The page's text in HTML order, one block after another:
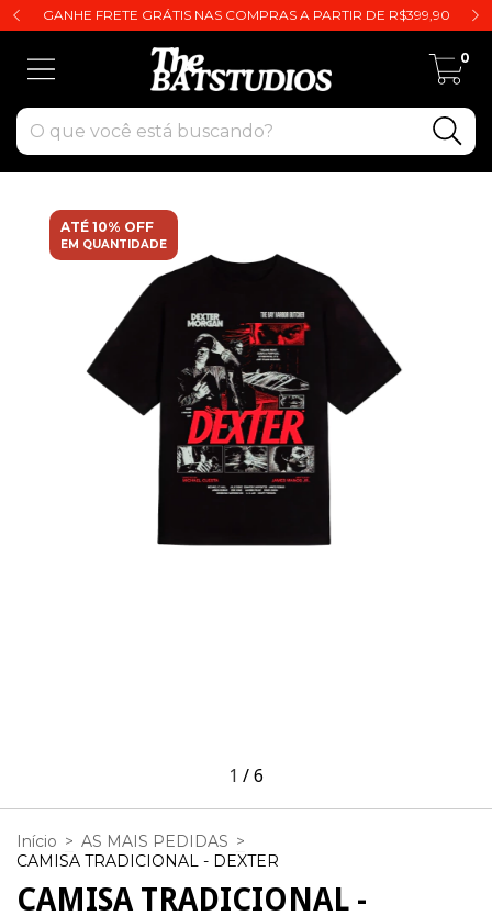
GANHE FRETE GRÁTIS NAS COMPRAS A PARTIR DE R$399,90
0
ATÉ 10% OFF
EM QUANTIDADE
1 / 6
Início > AS MAIS PEDIDAS >
CAMISA TRADICIONAL - DEXTER
CAMISA TRADICIONAL -